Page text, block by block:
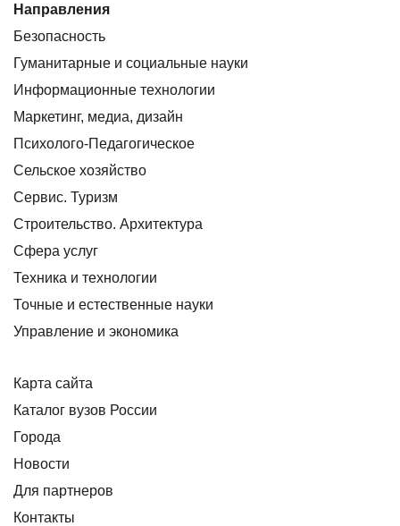
Направления
Безопасность
Гуманитарные и социальные науки
Информационные технологии
Маркетинг, медиа, дизайн
Психолого-Педагогическое
Сельское хозяйство
Сервис. Туризм
Строительство. Архитектура
Сфера услуг
Техника и технологии
Точные и естественные науки
Управление и экономика
Карта сайта
Каталог вузов России
Города
Новости
Для партнеров
Контакты